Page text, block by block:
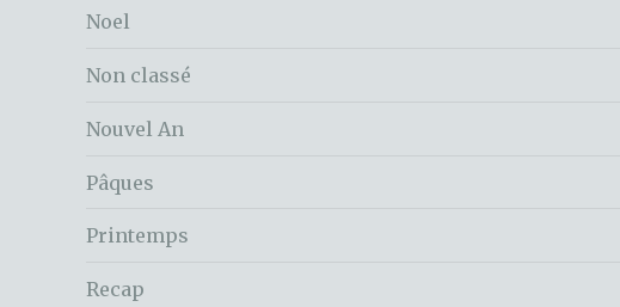
Noel
Non classé
Nouvel An
Pâques
Printemps
Recap